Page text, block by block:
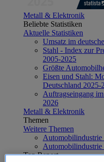
Metall & Elektronik
Beliebte Statistiken
Aktuelle Statistiken
Umsatz im
Stahl - Index zur
2005-2025
Größte
Eisen und Stahl:
Deutschland 2025-
Auftragseingang
2026
Metall & Elektronik
Themen
Weitere Themen
Automobilindustrie
Top Report